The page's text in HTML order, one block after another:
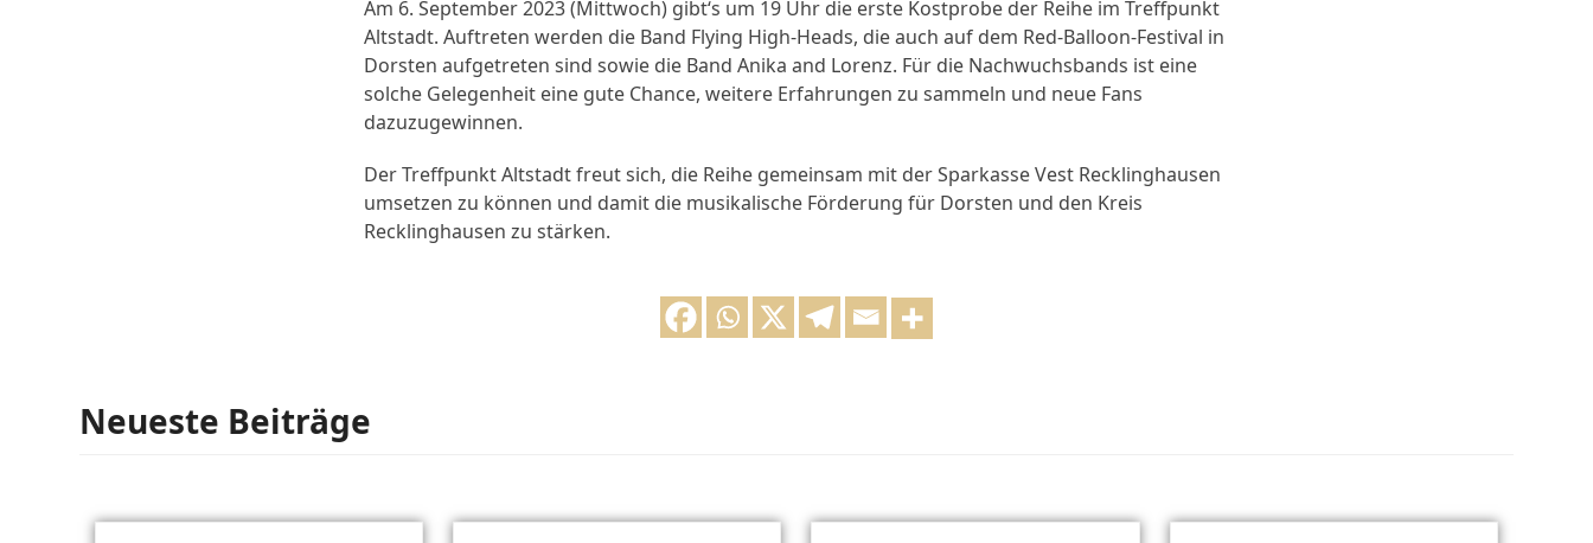
Am 6. September 2023 (Mittwoch) gibt‘s um 19 Uhr die erste Kostprobe der Reihe im Treffpunkt
Altstadt. Auftreten werden die Band Flying High-Heads, die auch auf dem Red-Balloon-Festival in
Dorsten aufgetreten sind sowie die Band Anika and Lorenz. Für die Nachwuchsbands ist eine
solche Gelegenheit eine gute Chance, weitere Erfahrungen zu sammeln und neue Fans
dazuzugewinnen.
Der Treffpunkt Altstadt freut sich, die Reihe gemeinsam mit der Sparkasse Vest Recklinghausen
umsetzen zu können und damit die musikalische Förderung für Dorsten und den Kreis
Recklinghausen zu stärken.
Neueste Beiträge